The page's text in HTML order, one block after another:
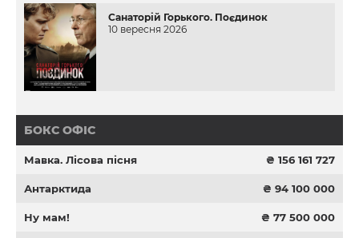
Санаторій Горького. Поєдинок
10 вересня 2026
БОКС ОФІС
Мавка. Лісова пісня ₴ 156 161 727
Антарктида ₴ 94 100 000
Ну мам! ₴ 77 500 000